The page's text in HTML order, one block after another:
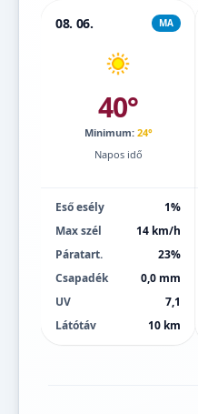
08. 06. MA
40°
Minimum: 24°
Napos idő
Eső esély
1%
Max szél
14 km/h
Páratart.
23%
Csapadék
0,0 mm
UV
7,1
Látótáv
10 km